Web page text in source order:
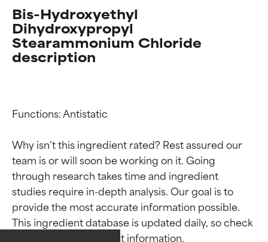
Bis-Hydroxyethyl
Dihydroxypropyl
Stearammonium Chloride
description
Functions: Antistatic
Why isn’t this ingredient rated? Rest assured our
team is or will soon be working on it. Going
through research takes time and ingredient
studies require in-depth analysis. Our goal is to
provide the most accurate information possible.
This ingredient database is updated daily, so check
Valutazione degli
ingredienti
Valutazione degli
ingredienti